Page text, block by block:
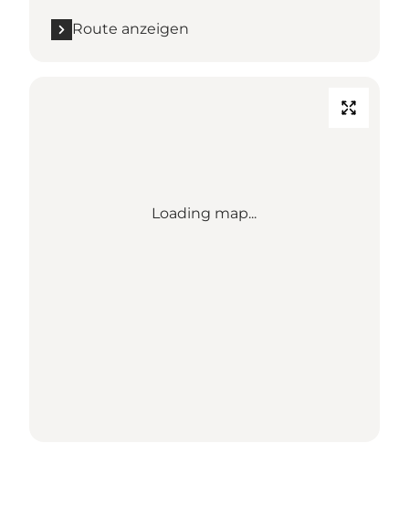
Route anzeigen
Loading map...